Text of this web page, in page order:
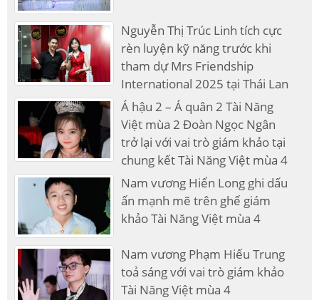
Nguyễn Thị Trúc Linh tích cực
rèn luyện kỹ năng trước khi
tham dự Mrs Friendship
International 2025 tại Thái Lan
Á hậu 2 – Á quân 2 Tài Năng
Việt mùa 2 Đoàn Ngọc Ngân
trở lại với vai trò giám khảo tại
chung kết Tài Năng Việt mùa 4
Nam vương Hiển Long ghi dấu
ấn mạnh mẽ trên ghế giám
khảo Tài Năng Việt mùa 4
Nam vương Phạm Hiếu Trung
toả sáng với vai trò giám khảo
Tài Năng Việt mùa 4